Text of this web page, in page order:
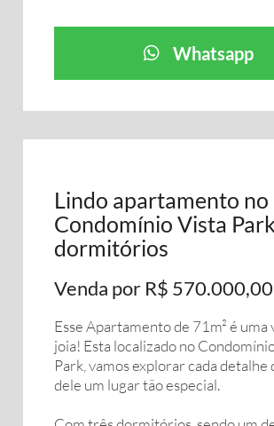
Whatsapp
Lindo apartamento no
Condomínio Vista
dormitórios
Venda por R$ 570.000,00
Esse Apartamento de 71m² é uma
joia! Esta localizado no
Park, vamos explorar cada detalhe
dele um lugar tão especial.